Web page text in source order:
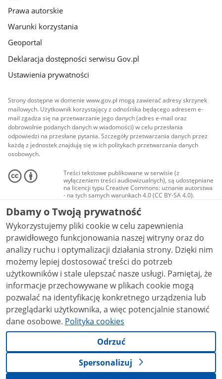
Prawa autorskie
Warunki korzystania
Geoportal
Deklaracja dostępności serwisu Gov.pl
Ustawienia prywatności
Strony dostępne w domenie www.gov.pl mogą zawierać adresy skrzynek
mailowych. Użytkownik korzystający z odnośnika będącego adresem e-
mail zgadza się na przetwarzanie jego danych (adres e-mail oraz
dobrowolnie podanych danych w wiadomości) w celu przesłania
odpowiedzi na przesłane pytania. Szczegóły przetwarzania danych przez
każdą z jednostek znajdują się w ich politykach przetwarzania danych
osobowych.
Treści tekstowe publikowane w serwisie (z
wyłączeniem treści audiowizualnych), są udostępniane
na licencji typu Creative Commons: uznanie autorstwa
- na tych samych warunkach 4.0 (CC BY-SA 4.0).
Materiały audiowizualne, w tym zdjęcia, materiały
audio i wideo, są udostępniane na licencji typu
Creative Commons: uznanie autorstwa użycie
niekomercyjne - bez utworów zależnych 4.0 (CC BY-
NC-ND 4.0), o ile nie jest to stwierdzone inaczej.
Dbamy o Twoją prywatność
Wykorzystujemy pliki cookie w celu zapewnienia
prawidłowego funkcjonowania naszej witryny oraz do
analizy ruchu i optymalizacji działania strony. Dzięki nim
możemy lepiej dostosować treści do potrzeb
użytkowników i stale ulepszać nasze usługi. Pamiętaj, że
informacje przechowywane w plikach cookie mogą
pozwalać na identyfikację konkretnego urządzenia lub
przeglądarki użytkownika, a więc potencjalnie stanowić
dane osobowe. Polityka cookies
Odrzuć
Spersonalizuj